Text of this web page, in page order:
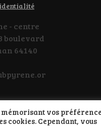
- centre
boulevard
64140
vos
cookies. Cependant, vous